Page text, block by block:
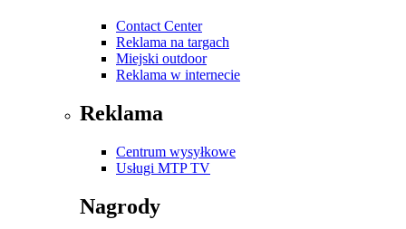
Contact Center
Reklama na targach
Miejski outdoor
Reklama w internecie
Reklama
Centrum wysyłkowe
Usługi MTP TV
Nagrody